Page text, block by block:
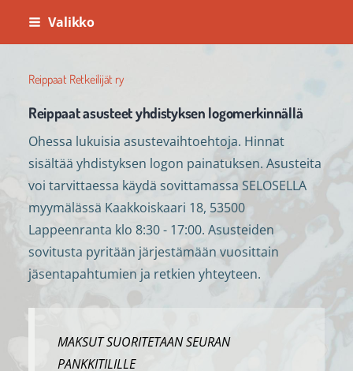
Siirry
sivun
Valikko
Reippaat Retkeilijät ry
Reippaat asusteet yhdistyksen logomerkinnällä
Ohessa lukuisia asustevaihtoehtoja. Hinnat
sisältää yhdistyksen logon painatuksen. Asusteita
voi tarvittaessa käydä sovittamassa SELOSELLA
myymälässä Kaakkoiskaari 18, 53500
Lappeenranta klo 8:30 - 17:00. Asusteiden
sovitusta pyritään järjestämään vuosittain
jäsentapahtumien ja retkien yhteyteen.
MAKSUT SUORITETAAN SEURAN
PANKKITILILLE